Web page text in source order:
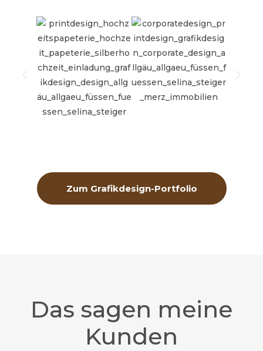
Zum Grafikdesign-Portfolio
Das sagen meine
Kunden